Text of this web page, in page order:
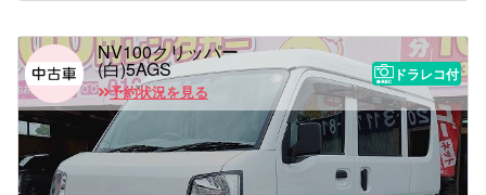
NV100クリッパー
(白)5AGS
予約状況を見る
ドラレコ付